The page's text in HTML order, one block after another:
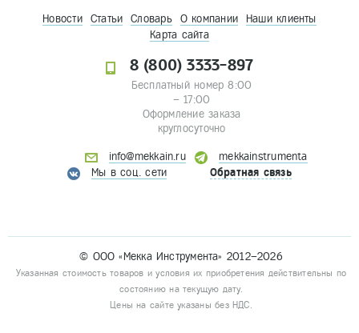
Новости Статьи Словарь О компании
Наши клиенты
Карта сайта
8 (800) 3333-897
Бесплатный номер 8:00
– 17:00
Оформление заказа
круглосуточно
info@mekkain.ru
mekkainstrumenta
Мы в соц. сети
Обратная связь
© ООО «Мекка Инструмента» 2012–2026
Указанная стоимость товаров и условия их приобретения действительны по
состоянию на текущую дату.
Цены на сайте указаны без НДС.